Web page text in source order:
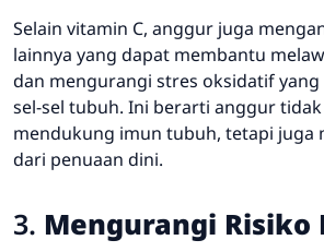
Selain vitamin C, anggur juga
lainnya yang dapat membantu
dan mengurangi stres oksidatif
sel-sel tubuh. Ini berarti anggur tidak
mendukung imun tubuh, tetapi juga
dari penuaan dini.
3. Mengurangi Risiko